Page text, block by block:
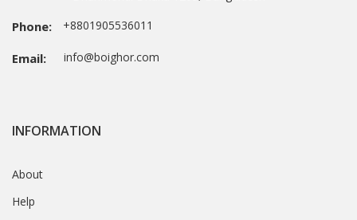
Phone: +8801905536011
Email: info@boighor.com
INFORMATION
About
Help